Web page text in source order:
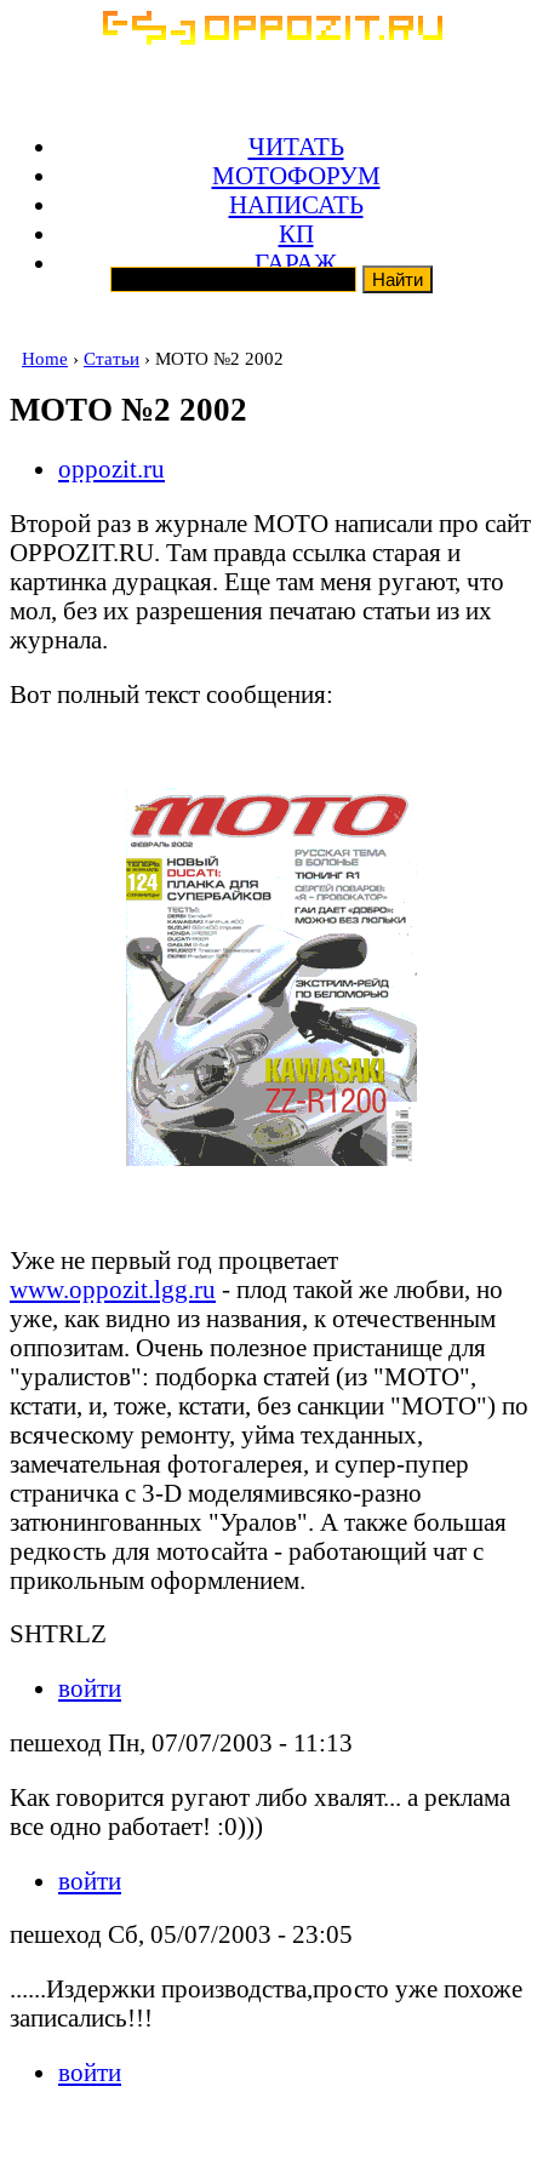
ЧИТАТЬ
МОТОФОРУМ
НАПИСАТЬ
КП
ГАРАЖ
Home › Статьи › МОТО №2 2002
МОТО №2 2002
oppozit.ru
Второй раз в журнале МОТО написали про сайт
OPPOZIT.RU. Там правда ссылка старая и
картинка дурацкая. Еще там меня ругают, что
мол, без их разрешения печатаю статьи из их
журнала.
Вот полный текст сообщения:
Уже не первый год процветает
www.oppozit.lgg.ru - плод такой же любви, но
уже, как видно из названия, к отечественным
оппозитам. Очень полезное пристанище для
"уралистов": подборка статей (из "МОТО",
кстати, и, тоже, кстати, без санкции "МОТО") по
всяческому ремонту, уйма техданных,
замечательная фотогалерея, и супер-пупер
страничка с 3-D моделямивсяко-разно
затюнингованных "Уралов". А также большая
редкость для мотосайта - работающий чат с
прикольным оформлением.
SHTRLZ
войти
пешеход Пн, 07/07/2003 - 11:13
Как говорится ругают либо хвалят... а реклама
все одно работает! :0)))
войти
пешеход Сб, 05/07/2003 - 23:05
......Издержки производства,просто уже похоже
записались!!!
войти